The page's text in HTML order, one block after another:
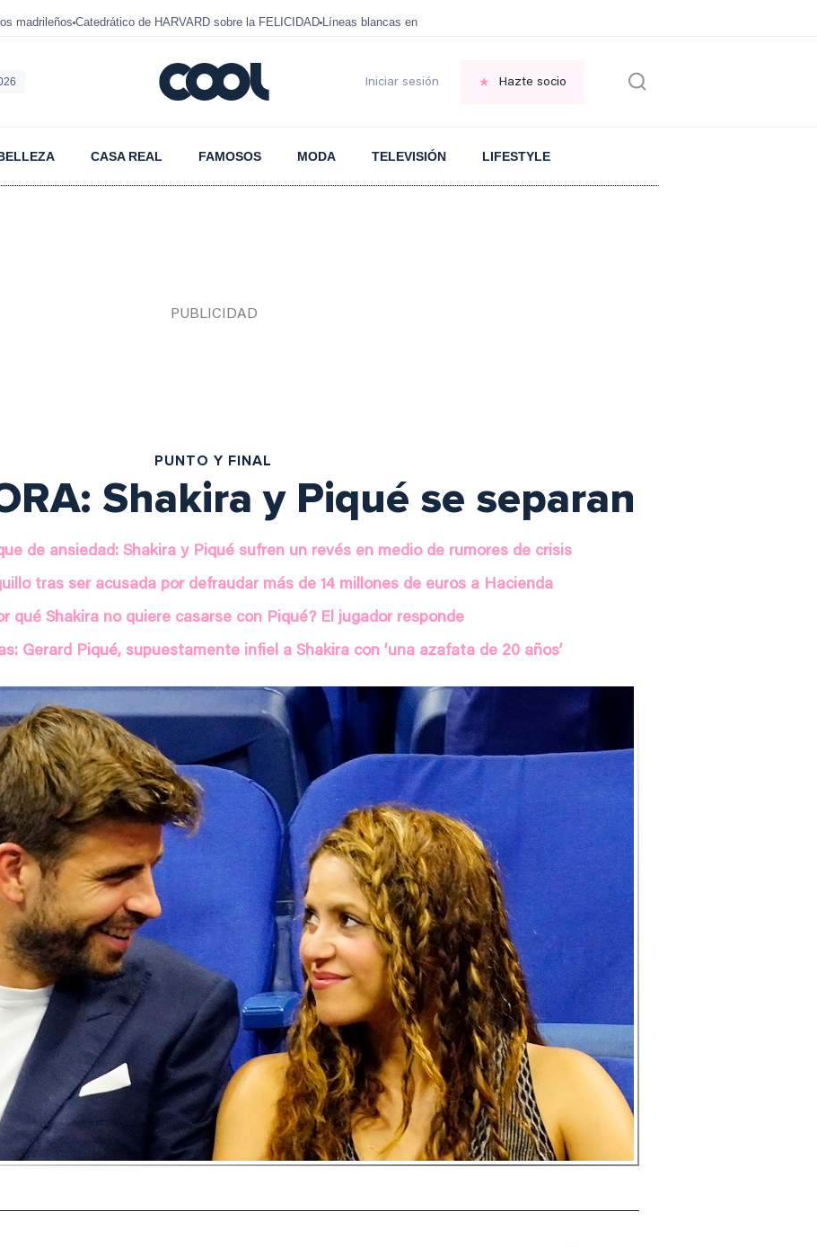
madrileños Catedrático de HARVARD sobre la FELICIDAD Líneas blancas en las VENTANAS
Iniciar sesión Hazte socio
CASA REAL FAMOSOS MODA TELEVISIÓN LIFESTYLE
PUNTO Y FINAL
Shakira y Piqué se separan
de ansiedad: Shakira y Piqué sufren un revés en medio de rumores de crisis
tras ser acusada por defraudar más de 14 millones de euros a Hacienda
qué Shakira no quiere casarse con Piqué? El jugador responde
Gerard Piqué, supuestamente infiel a Shakira con ‘una azafata de 20 años’